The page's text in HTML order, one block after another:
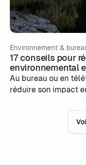
Environnement &
17 conseils pour
environnemental
en télétravail
Au bureau ou en
réduire son impact